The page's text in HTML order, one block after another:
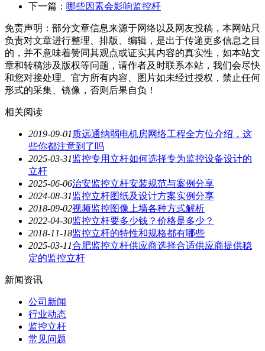
下一篇： 哪些因素会影响监控杆
免责声明：部分文章信息来源于网络以及网友投稿，本网站只
负责对文章进行整理、排版、编辑，是出于传递更多信息之目
的，并不意味着赞同其观点或证实其内容的真实性，如本站文
章和转稿涉及版权等问题，请作者及时联系本站，我们会尽快
和您对接处理。官方所有内容、图片如未经过授权，禁止任何
形式的采集、镜像，否则后果自负！
相关阅读
2019-09-01 质远通纳弱电机房网络工程全方位介绍，这
些你都注意到了吗
2025-03-31监控专用立杆如何选择专为监控设备设计的
立杆
2025-06-06治安监控立杆安装规范与案例分享
2024-08-31监控立杆图纸及设计方案实例分享
2018-09-02视频监控图像上墙各种方式解析
2022-04-30监控立杆要多少钱？价格是多少？
2018-11-18监控立杆的特性和规格都有哪些
2025-03-11合肥监控立杆供应商选择合适供应商提供稳
定的监控立杆
新闻资讯
公司新闻
行业动态
监控立杆
常见问题